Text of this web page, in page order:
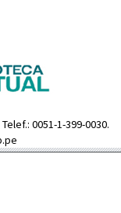
0051-1-399-0030.